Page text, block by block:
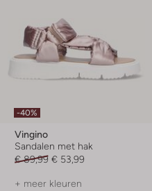
-40%
Vingino
Sandalen met hak
€ 89,99 € 53,99
+ meer kleuren